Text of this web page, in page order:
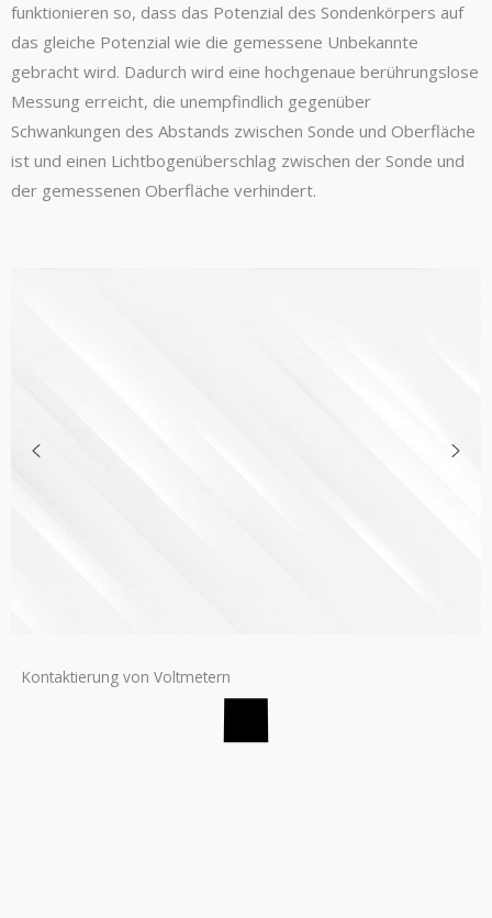
funktionieren so, dass das Potenzial des Sondenkörpers auf
das gleiche Potenzial wie die gemessene Unbekannte
gebracht wird. Dadurch wird eine hochgenaue berührungslose
Messung erreicht, die unempfindlich gegenüber
Schwankungen des Abstands zwischen Sonde und Oberfläche
ist und einen Lichtbogenüberschlag zwischen der Sonde und
der gemessenen Oberfläche verhindert.
Kontaktierung von Voltmetern